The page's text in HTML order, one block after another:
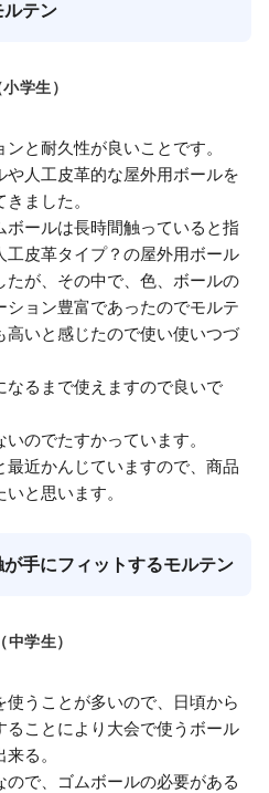
ルテン
学生）
と耐久性が良いことです。
人工皮革的な屋外用ボールを
ました。
ールは長時間触っていると指
工皮革タイプ？の屋外用ボール
たが、その中で、色、ボールの
ョン豊富であったのでモルテ
高いと感じたので使い使いつづ
るまで使えますので良いで
のでたすかっています。
近かんじていますので、商品
と思います。
手にフィットするモルテン
学生）
うことが多いので、日頃から
ることにより大会で使うボール
る。
で、ゴムボールの必要がある